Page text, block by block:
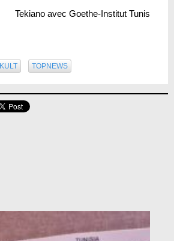
Tekiano avec Goethe-Institut Tunis
KULT TOPNEWS